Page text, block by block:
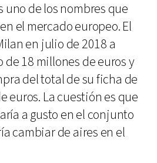
uno de los nombres que
el mercado europeo. El
en julio de 2018 a
de 18 millones de euros y
del total de su ficha de
euros. La cuestión es que
a gusto en el conjunto
cambiar de aires en el